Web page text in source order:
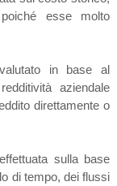
esse molto
in base al
aziendale
direttamente o
sulla base
di tempo, dei flussi